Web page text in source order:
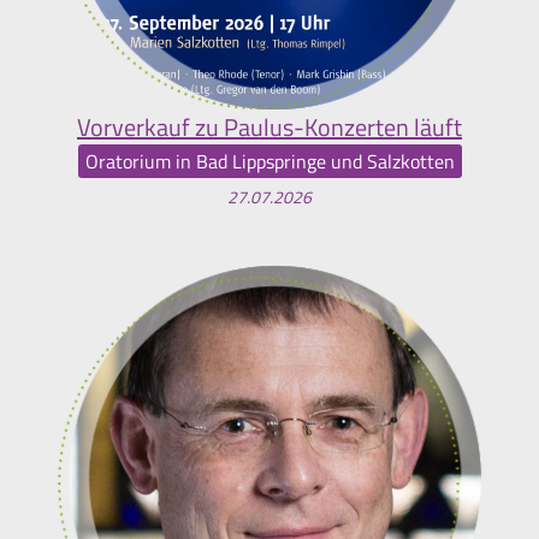
Vorverkauf zu Paulus-Konzerten läuft
Oratorium in Bad Lippspringe und Salzkotten
27.07.2026